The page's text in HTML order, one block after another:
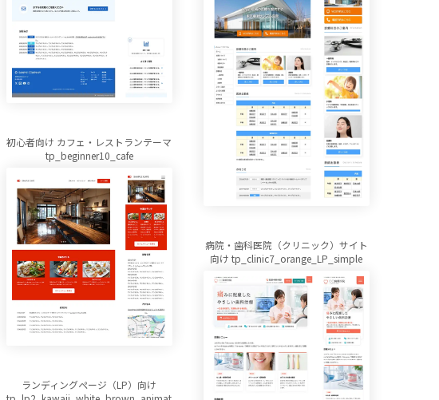
初心者向け カフェ・レストランテーマ
tp_beginner10_cafe
病院・歯科医院（クリニック）サイト
向け tp_clinic7_orange_LP_simple
ランディングページ（LP）向け